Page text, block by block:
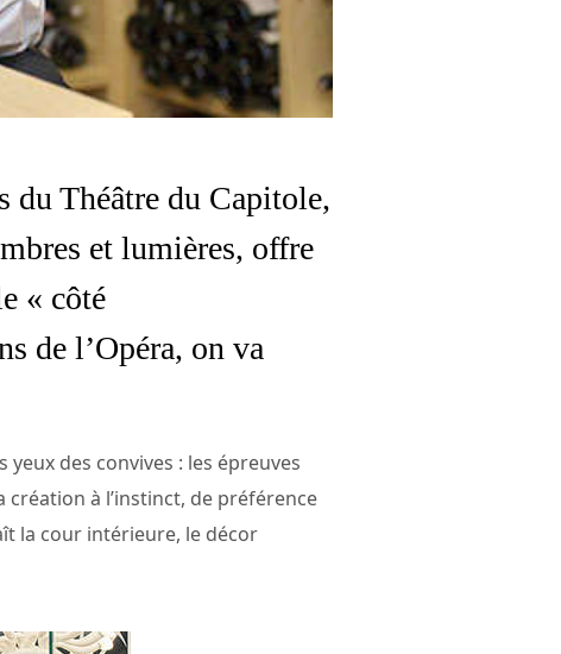
du Théâtre du Capitole,
et lumières, offre
« côté
de l’Opéra, on va
yeux des convives : les épreuves
création à l’instinct, de préférence
la cour intérieure, le décor